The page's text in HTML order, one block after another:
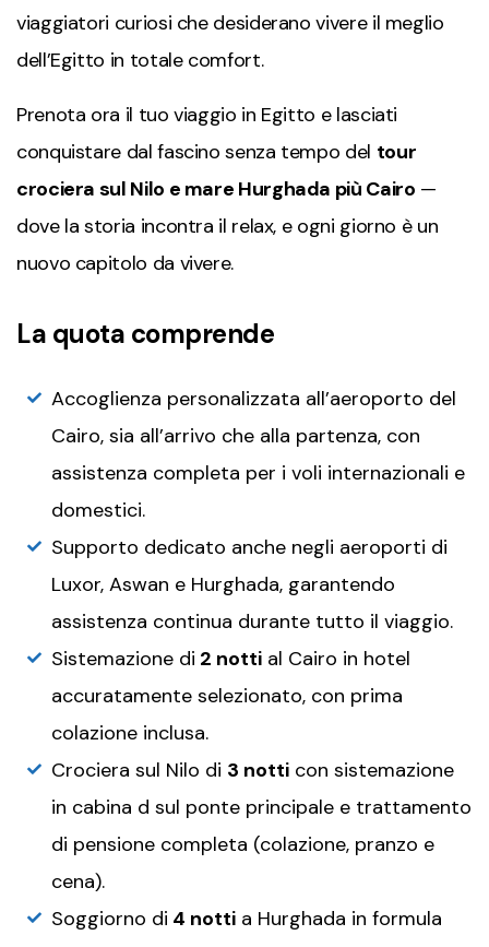
viaggiatori curiosi che desiderano vivere il meglio
dell’Egitto in totale comfort.
Prenota ora il tuo viaggio in Egitto e lasciati
conquistare dal fascino senza tempo del tour
crociera sul Nilo e mare Hurghada più Cairo —
dove la storia incontra il relax, e ogni giorno è un
nuovo capitolo da vivere.
La quota comprende
Accoglienza personalizzata all’aeroporto del
Cairo, sia all’arrivo che alla partenza, con
assistenza completa per i voli internazionali e
domestici.
Supporto dedicato anche negli aeroporti di
Luxor, Aswan e Hurghada, garantendo
assistenza continua durante tutto il viaggio.
Sistemazione di 2 notti al Cairo in hotel
accuratamente selezionato, con prima
colazione inclusa.
Crociera sul Nilo di 3 notti con sistemazione
in cabina d sul ponte principale e trattamento
di pensione completa (colazione, pranzo e
cena).
Soggiorno di 4 notti a Hurghada in formula